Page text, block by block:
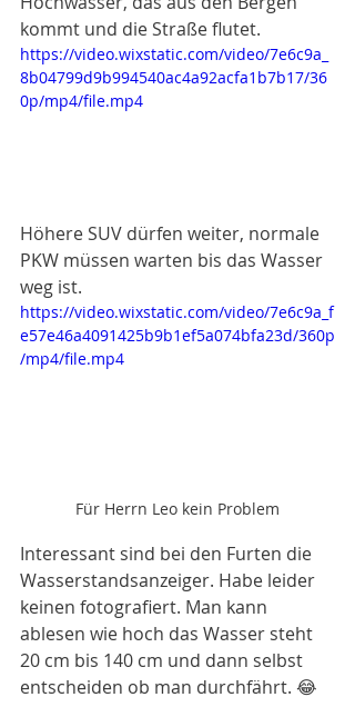
kommt und die Straße flutet.
https://video.wixstatic.com/video/7e6c9a_
8b04799d9b994540ac4a92acfa1b7b17/36
0p/mp4/file.mp4
Höhere SUV dürfen weiter, normale
PKW müssen warten bis das Wasser
weg ist.
https://video.wixstatic.com/video/7e6c9a_f
e57e46a4091425b9b1ef5a074bfa23d/360p
/mp4/file.mp4
Für Herrn Leo kein Problem
Interessant sind bei den Furten die
Wasserstandsanzeiger. Habe leider
keinen fotografiert. Man kann
ablesen wie hoch das Wasser steht
20 cm bis 140 cm und dann selbst
entscheiden ob man durchfährt. 😂